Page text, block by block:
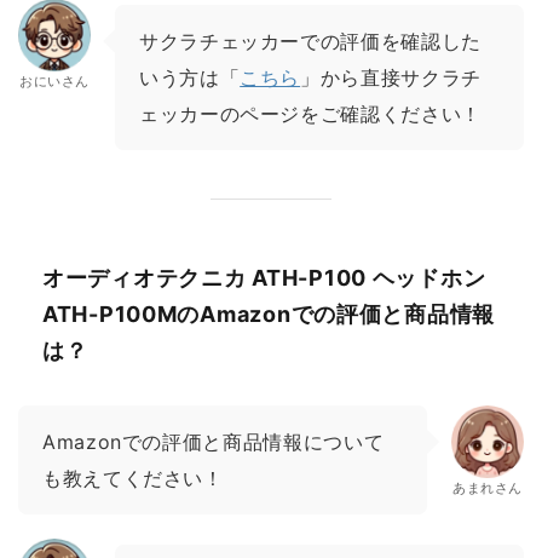
おにいさん
サクラチェッカーでの評価を確認した
いう方は「こちら 」から直接サクラチ
ェッカーのページをご確認ください！
オーディオテクニカ ATH-P100 ヘッドホン
ATH-P100MのAmazonでの評価と商品情報
は？
Amazonでの評価と商品情報について
も教えてください！
あまれさん